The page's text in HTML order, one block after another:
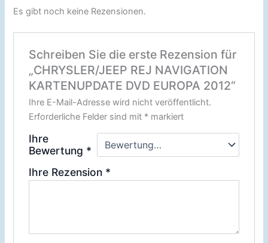
Es gibt noch keine Rezensionen.
Schreiben Sie die erste Rezension für
„CHRYSLER/JEEP REJ NAVIGATION
KARTENUPDATE DVD EUROPA 2012“
Ihre E-Mail-Adresse wird nicht veröffentlicht.
Erforderliche Felder sind mit *markiert
Ihre
Bewertung *
Ihre Rezension *